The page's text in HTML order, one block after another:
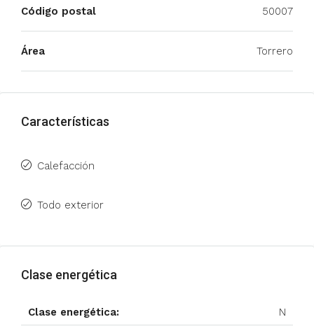
Código postal 50007
Área Torrero
Características
Calefacción
Todo exterior
Clase energética
Clase energética: N